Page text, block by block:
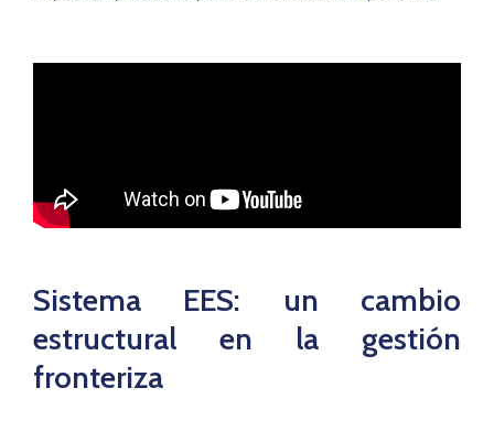
Sistema EES: un cambio
estructural en la gestión
fronteriza